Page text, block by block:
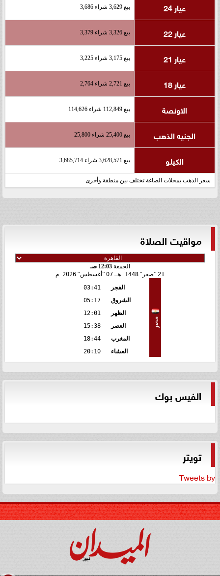
عيار 24
بيع 3,629 شراء 3,686
عيار 22 بيع 3,326 شراء 3,379
عيار 21 بيع 3,175 شراء 3,225
عيار 18 بيع 2,721 شراء 2,764
الاونصة بيع 112,849 شراء 114,626
الجنيه الذهب بيع 25,400 شراء 25,800
الكيلو بيع 3,628,571 شراء 3,685,714
سعر الذهب بمحلات الصاغة تختلف بين منطقة وأخرى
مواقيت الصلاة
الجمعة 12:03 صـ
21 صفر 1448 هـ 07 أغسطس 2026 م
مصر
الفجر
03:41
الشروق
05:17
الظهر
12:01
العصر
15:38
المغرب
18:44
العشاء
20:10
الفيس بوك
تويتر
Tweets by